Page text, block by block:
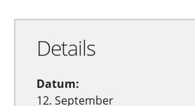
Details
Datum:
12. September